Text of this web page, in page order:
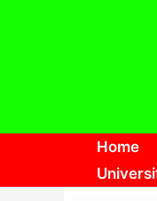
Home